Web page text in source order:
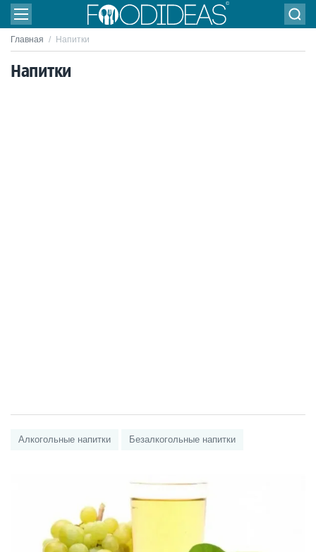
Главная / Напитки
Напитки
Алкогольные напитки Безалкогольные напитки